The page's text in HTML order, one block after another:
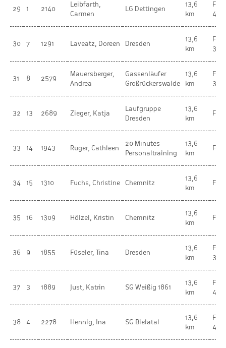
29 1 2140
Leibfarth,
Carmen
LG Dettingen
13,6
km
40-
30 7 1291 Laveatz, Doreen Dresden
13,6
km
30-
31 8 2579
Mauersberger,
Andrea
Gassenläufer
Großrückerswalde
13,6
km
30-
32 13 2689 Zieger, Katja
Laufgruppe
Dresden
13,6
km
33 14 1943 Rüger, Cathleen
20-Minutes
Personaltraining
13,6
km
34 15 1310 Fuchs, Christine Chemnitz
13,6
km
35 16 1309 Hölzel, Kristin Chemnitz
13,6
km
36 9 1855 Füseler, Tina Dresden
13,6
km
30-
37 3 1889 Just, Katrin SG Weißig 1861
13,6
km
45-
38 4 2278 Hennig, Ina SG Bielatal
13,6
km
45-